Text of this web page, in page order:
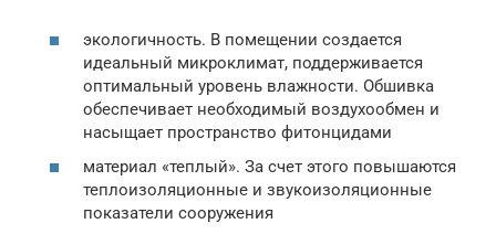
экологичность. В помещении создается
идеальный микроклимат, поддерживается
оптимальный уровень влажности. Обшивка
обеспечивает необходимый воздухообмен и
насыщает пространство фитонцидами
материал «теплый». За счет этого повышаются
теплоизоляционные и звукоизоляционные
показатели сооружения